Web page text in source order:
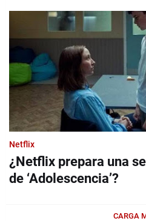
Netflix
¿Netflix prepara una
de ‘Adolescencia’?
CARGA